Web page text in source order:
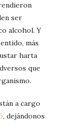
ser
alcohol. Y
más
harta
que
a cargo
, dejándonos